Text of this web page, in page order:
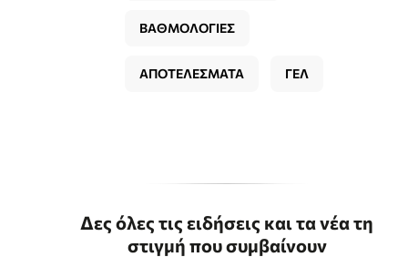
ΒΑΘΜΟΛΟΓΙΕΣ
ΑΠΟΤΕΛΕΣΜΑΤΑ ΓΕΛ
Δες όλες τις ειδήσεις και τα νέα τη
στιγμή που συμβαίνουν